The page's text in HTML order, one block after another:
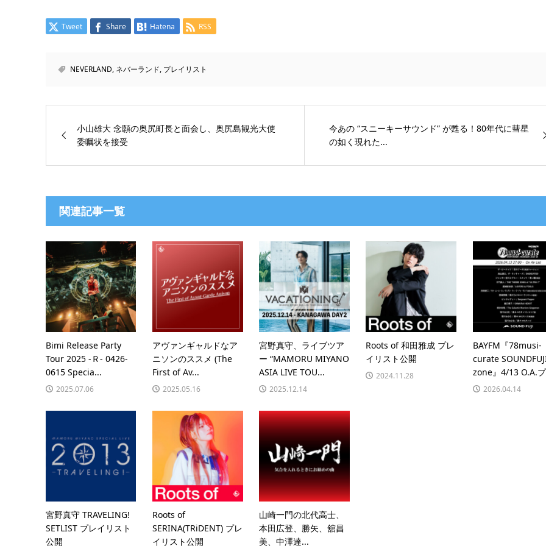
Tweet Share Hatena RSS
NEVERLAND, ネバーランド, プレイリスト
小山雄大 念願の奥尻町長と面会し、奥尻島観光大使
委嘱状を接受
今あの “スニーキーサウンド” が甦る！80年代に彗星
の如く現れた...
関連記事一覧
Bimi Release Party
Tour 2025 -Ｒ- 0426-
0615 Specia...
2025.07.06
アヴァンギャルドなア
ニソンのススメ (The
First of Av...
2025.05.16
宮野真守、ライブツア
ー “MAMORU MIYANO
ASIA LIVE TOU...
2025.12.14
Roots of 和田雅成 プレ
イリスト公開
2024.11.28
BAYFM『78musi-
curate
zone』4/13 O.A.
2026.04.14
宮野真守 TRAVELING!
SETLIST プレイリスト
公開
Roots of
SERINA(TRiDENT) プレ
イリスト公開
山崎一門の北代高士、
本田広登、勝矢、舘昌
美、中澤達...